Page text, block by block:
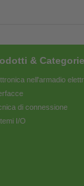
& Categorie
nell'armadio
di connessione
I/O